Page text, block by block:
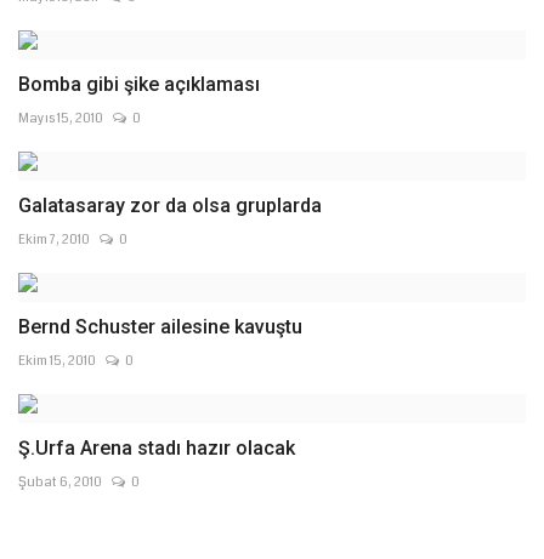
Bomba gibi şike açıklaması
Mayıs 15, 2010 0
Galatasaray zor da olsa gruplarda
Ekim 7, 2010 0
Bernd Schuster ailesine kavuştu
Ekim 15, 2010 0
Ş.Urfa Arena stadı hazır olacak
Şubat 6, 2010 0